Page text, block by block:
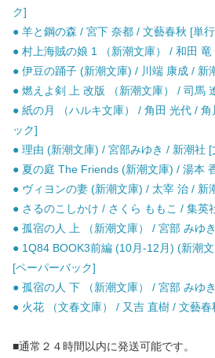
ク]
● 羊と鋼の森 / 宮下 奈都 / 文藝春秋 [単
● 村上海賊の娘 1 （新潮文庫） / 和田
● 伊豆の踊子 (新潮文庫) / 川端 康成 / 新
● 燃えよ剣 上 改版 （新潮文庫） / 司馬
● 紙の月 （ハルキ文庫） / 角田 光代 /
ック]
● 理由 (新潮文庫) / 宮部みゆき / 新潮社 [
● 夏の庭 The Friends (新潮文庫) / 湯本
● ヴィヨンの妻 (新潮文庫) / 太宰 治 / 新
● さるのこしかけ / さくら ももこ / 集英
● 孤宿の人 上 （新潮文庫） / 宮部 みゆ
● 1Q84 BOOK3前編 (10月-12月) (新潮
[ペーパーバック]
● 孤宿の人 下 （新潮文庫） / 宮部 みゆ
● 火花 （文春文庫） / 又吉 直樹 / 文藝春
■通常２４時間以内に発送可能です。